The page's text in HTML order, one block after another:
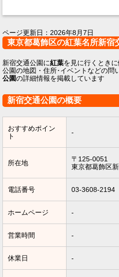
ページ更新日： 2026年8月7日
東京都葛飾区の紅葉名所新宿
新宿交通公園に紅葉を見に行くとき
公園の地図・住所･イベントなどの問
公園の詳細情報を掲載しています
新宿交通公園の概要
おすすめポイン
ト
-
所在地
〒125-0051
東京都葛飾区
電話番号 03-3608-2194
ホームページ -
営業時間 -
休業日 -